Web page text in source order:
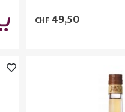
CHF49,50